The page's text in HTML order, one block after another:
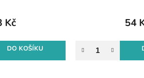
Kč
DO KOŠÍKU
54